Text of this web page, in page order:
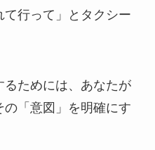
て行って」とタクシー
るためには、あなたが
の「意図」を明確にす